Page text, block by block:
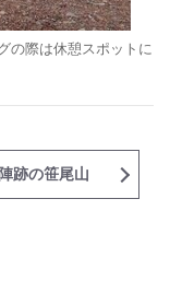
の際は休憩スポットに
跡の笹尾山